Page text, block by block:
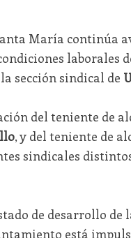
María continúa
laborales
sección sindical de
del teniente de
, y del teniente de
sindicales
de desarrollo de
está